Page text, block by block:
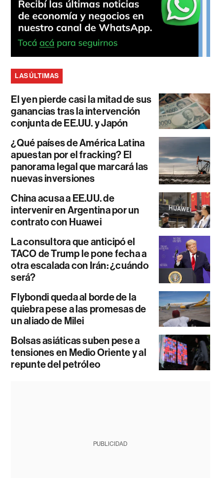
LAS ÚLTIMAS
El yen pierde casi la mitad de sus
ganancias tras la intervención
conjunta de EE.UU. y Japón
¿Qué países de América Latina
apuestan por el fracking? El
panorama legal que marcará las
nuevas inversiones
China acusa a EE.UU. de
intervenir en Argentina por un
contrato con Huawei
La consultora que anticipó el
TACO de Trump le pone fecha a
otra escalada con Irán: ¿cuándo
será?
Flybondi queda al borde de la
quiebra pese a las promesas de
un aliado de Milei
Bolsas asiáticas suben pese a
tensiones en Medio Oriente y al
repunte del petróleo
PUBLICIDAD